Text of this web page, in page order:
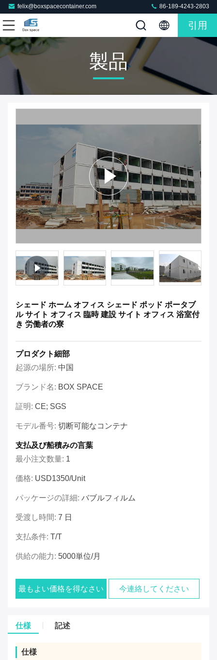
felix@boxspacecontainer.com 86-189-4243-2803
引用
製品
シェード ホーム オフィス シェード ポッド ポータブ
ル サイト オフィス 臨時 建設 サイト オフィス 浴室付
き 労働者の寮
プロダクト細部
起源の場所: 中国
ブランド名: BOX SPACE
証明: CE; SGS
モデル番号: 切断可能なコンテナ
支払及び船積みの言葉
最小注文数量: 1
価格: USD1350/unit
パッケージの詳細: バブルフィルム
受渡し時間: 7 日
支払条件: T/T
供給の能力: 5000単位/月
最もよい価格を得なさい 今連絡してください
仕様 記述
仕様